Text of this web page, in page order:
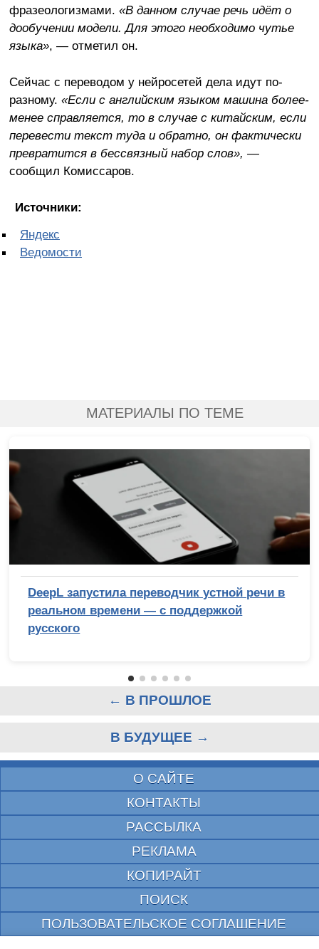
фразеологизмами. «В данном случае речь идёт о
дообучении модели. Для этого необходимо чутье
языка», — отметил он.
Сейчас с переводом у нейросетей дела идут по-
разному. «Если с английским языком машина более-
менее справляется, то в случае с китайским, если
перевести текст туда и обратно, он фактически
превратится в бессвязный набор слов», —
сообщил Комиссаров.
Источники:
Яндекс
Ведомости
МАТЕРИАЛЫ ПО ТЕМЕ
DeepL запустила переводчик устной речи в
реальном времени — с поддержкой
русского
← В ПРОШЛОЕ
В БУДУЩЕЕ →
О САЙТЕ
КОНТАКТЫ
РАССЫЛКА
РЕКЛАМА
КОПИРАЙТ
ПОИСК
ПОЛЬЗОВАТЕЛЬСКОЕ СОГЛАШЕНИЕ